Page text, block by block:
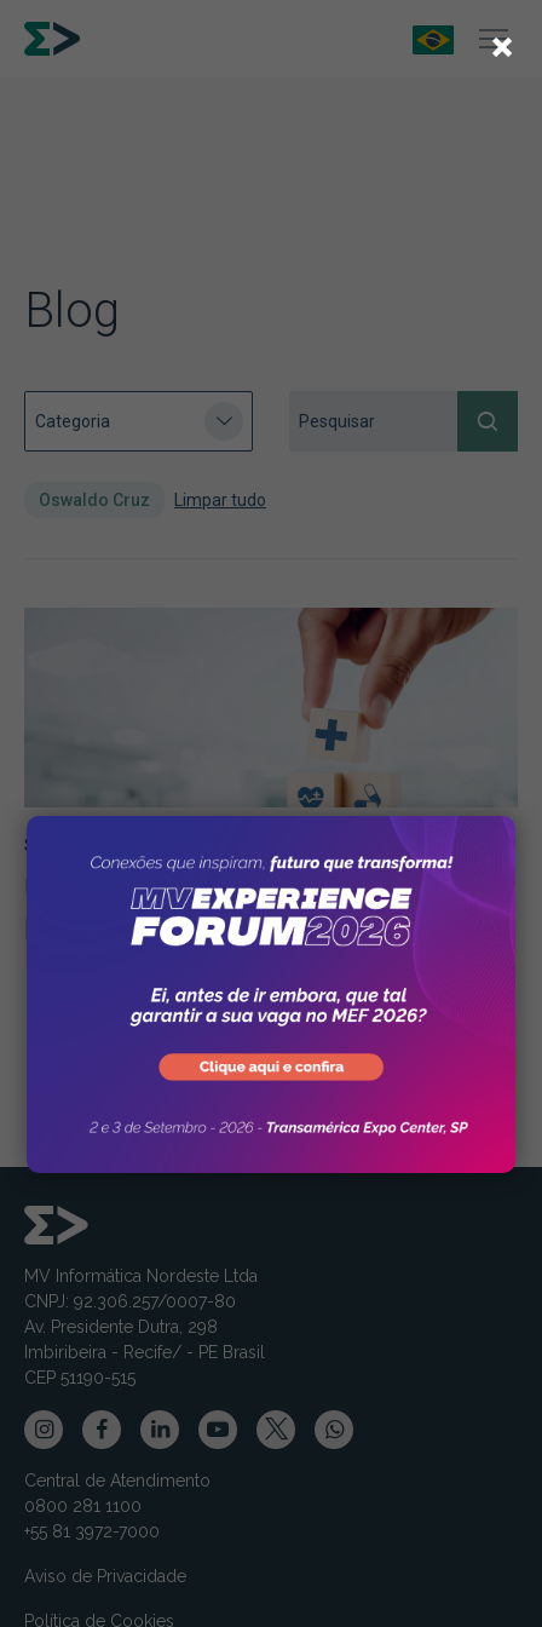
×
Blog
Oswaldo Cruz Limpar tudo
Saúde Pública
Um breve relato da história da saúde
pública no Brasil
MV Informática Nordeste Ltda
CNPJ: 92.306.257/0007-80
Av. Presidente Dutra, 298
Imbiribeira - Recife/ - PE Brasil
CEP 51190-515
Central de Atendimento
0800 281 1100
+55 81 3972-7000
Aviso de Privacidade
Política de Cookies